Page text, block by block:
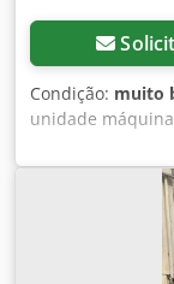
Condição: muito
unidade
Modelo:
Força de
tirantes: sem
Etjpfx Adlsr
peça moldada:
x extração de